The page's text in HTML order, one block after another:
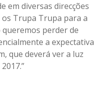
em diversas direcções
Trupa Trupa para a
perder de
a expectativa
que deverá ver a luz